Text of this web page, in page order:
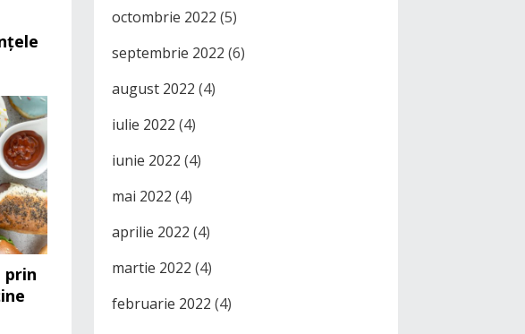
prin
octombrie 2022 (5)
septembrie 2022 (6)
august 2022 (4)
iulie 2022 (4)
iunie 2022 (4)
mai 2022 (4)
aprilie 2022 (4)
martie 2022 (4)
februarie 2022 (4)